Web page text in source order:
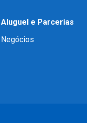
Aluguel e Parcerias
Negócios